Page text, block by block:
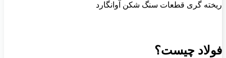
ریخته گری قطعات سنگ شکن آوانگارد
فولاد چیست؟